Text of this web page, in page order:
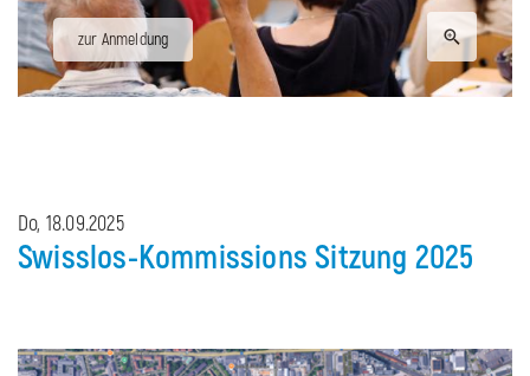
zur Anmeldung
Do, 18.09.2025
Swisslos-Kommissions Sitzung 2025